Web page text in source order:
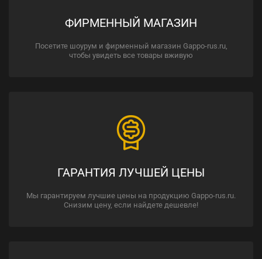
ФИРМЕННЫЙ МАГАЗИН
Посетите шоурум и фирменный магазин Gappo-rus.ru,
чтобы увидеть все товары вживую
ГАРАНТИЯ ЛУЧШЕЙ ЦЕНЫ
Мы гарантируем лучшие цены на продукцию Gappo-rus.ru.
Снизим цену, если найдете дешевле!